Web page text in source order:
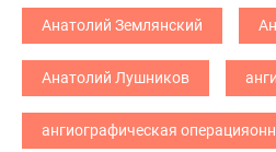
Анатолий Землянский
Анатолий Лушников
ангиографическая